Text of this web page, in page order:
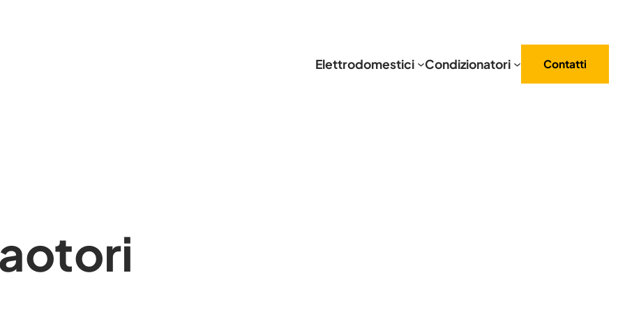
Elettrodomestici Condizionatori Contatti